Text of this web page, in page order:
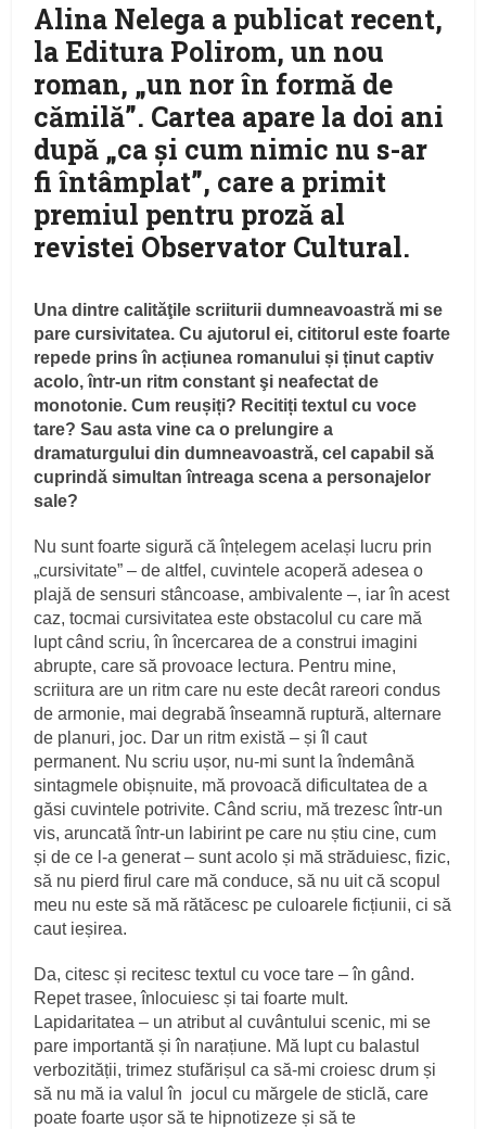
Alina Nelega a publicat recent,
la Editura Polirom, un nou
roman, „un nor în formă de
cămilă”. Cartea apare la doi ani
după „ca şi cum nimic nu s-ar
fi întâmplat”, care a primit
premiul pentru proză al
revistei Observator Cultural.
Una dintre calităţile scriiturii dumneavoastră mi se
pare cursivitatea. Cu ajutorul ei, cititorul este foarte
repede prins în acțiunea romanului și ținut captiv
acolo, într-un ritm constant şi neafectat de
monotonie. Cum reușiți? Recitiți textul cu voce
tare? Sau asta vine ca o prelungire a
dramaturgului din dumneavoastră, cel capabil să
cuprindă simultan întreaga scena a personajelor
sale?
Nu sunt foarte sigură că înțelegem același lucru prin
„cursivitate” – de altfel, cuvintele acoperă adesea o
plajă de sensuri stâncoase, ambivalente –, iar în acest
caz, tocmai cursivitatea este obstacolul cu care mă
lupt când scriu, în încercarea de a construi imagini
abrupte, care să provoace lectura. Pentru mine,
scriitura are un ritm care nu este decât rareori condus
de armonie, mai degrabă înseamnă ruptură, alternare
de planuri, joc. Dar un ritm există – și îl caut
permanent. Nu scriu ușor, nu-mi sunt la îndemână
sintagmele obișnuite, mă provoacă dificultatea de a
găsi cuvintele potrivite. Când scriu, mă trezesc într-un
vis, aruncată într-un labirint pe care nu știu cine, cum
și de ce l-a generat – sunt acolo și mă străduiesc, fizic,
să nu pierd firul care mă conduce, să nu uit că scopul
meu nu este să mă rătăcesc pe culoarele ficțiunii, ci să
caut ieșirea.
Da, citesc și recitesc textul cu voce tare – în gând.
Repet trasee, înlocuiesc și tai foarte mult.
Lapidaritatea – un atribut al cuvântului scenic, mi se
pare importantă și în narațiune. Mă lupt cu balastul
verbozității, trimez stufărișul ca să-mi croiesc drum și
să nu mă ia valul în jocul cu mărgele de sticlă, care
poate foarte ușor să te hipnotizeze și să te